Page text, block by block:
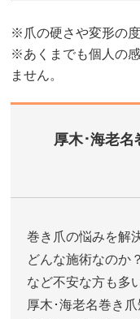
※爪の硬さや変形の
※あくまでも個人の
ません。
厚木･海老
巻き爪の悩みを解
どんな施術なのか
など不安な方も多
厚木･海老名巻き